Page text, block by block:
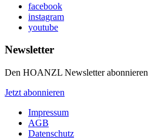
facebook
instagram
youtube
Newsletter
Den HOANZL Newsletter abonnieren
Jetzt abonnieren
Impressum
AGB
Datenschutz